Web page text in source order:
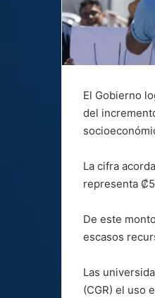
El Gobierno
del
La cifra
representa
De este
escasos
Las
(CGR) el uso